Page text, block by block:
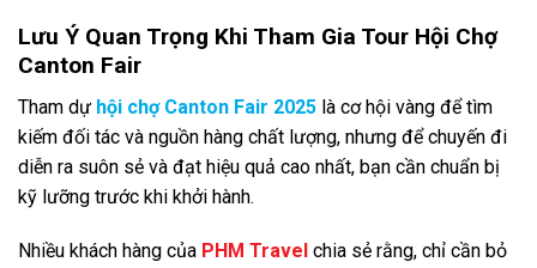
Lưu Ý Quan Trọng Khi Tham Gia Tour Hội Chợ
Canton Fair
Tham dự hội chợ Canton Fair 2025 là cơ hội vàng để tìm
kiếm đối tác và nguồn hàng chất lượng, nhưng để chuyến đi
diễn ra suôn sẻ và đạt hiệu quả cao nhất, bạn cần chuẩn bị
kỹ lưỡng trước khi khởi hành.
Nhiều khách hàng của PHM Travel chia sẻ rằng, chỉ cần bỏ